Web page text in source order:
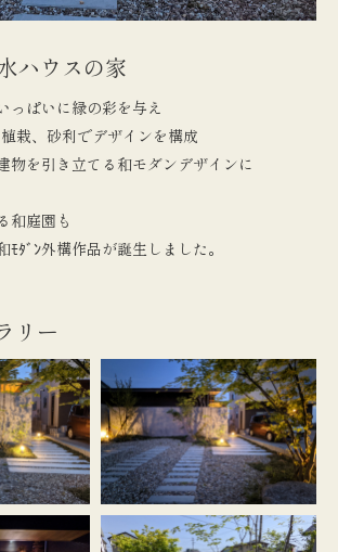
ハウスの家
っぱいに緑の彩を与え
栽、砂利でデザインを構成
物を引き立てる和モダンデザインに
和庭園も
ﾓﾀﾞﾝ外構作品が誕生しました。
リー